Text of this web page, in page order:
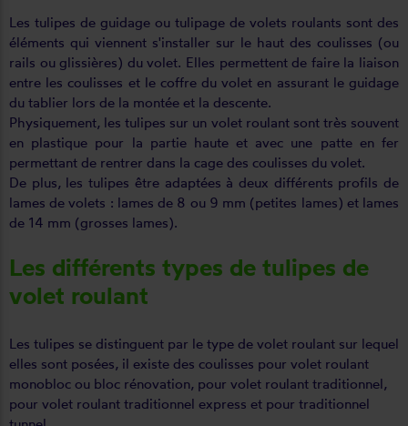
Les tulipes de guidage ou tulipage de volets roulants sont des
éléments qui viennent s'installer sur le haut des coulisses (ou
rails ou glissières) du volet. Elles permettent de faire la liaison
entre les coulisses et le coffre du volet en assurant le guidage
du tablier lors de la montée et la descente.
Physiquement, les tulipes sur un volet roulant sont très souvent
en plastique pour la partie haute et avec une patte en fer
permettant de rentrer dans la cage des coulisses du volet.
De plus, les tulipes être adaptées à deux différents profils de
lames de volets : lames de 8 ou 9 mm (petites lames) et lames
de 14 mm (grosses lames).
Les différents types de tulipes de
volet roulant
Les tulipes se distinguent par le type de volet roulant sur lequel
elles sont posées, il existe des coulisses pour volet roulant
monobloc ou bloc rénovation, pour volet roulant traditionnel,
pour volet roulant traditionnel express et pour traditionnel